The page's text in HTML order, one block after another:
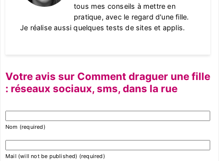
tous mes conseils à mettre en
pratique, avec le regard d'une fille.
Je réalise aussi quelques tests de sites et applis.
Votre avis sur Comment draguer une fille
: réseaux sociaux, sms, dans la rue
Nom (required)
Mail (will not be published) (required)